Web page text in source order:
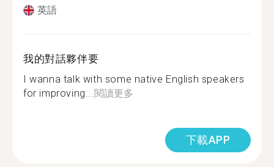
英語
我的對話夥伴要
I wanna talk with some native English speakers
for improving...閱讀更多
下載APP